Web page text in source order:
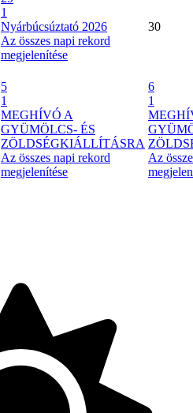
1
Nyárbúcsúztató 2026
Az összes napi rekord
megjelenítése
30
5
1
MEGHÍVÓ A
GYÜMÖLCS- ÉS
ZÖLDSÉGKIÁLLÍTÁSRA
Az összes napi rekord
megjelenítése
6
1
Az